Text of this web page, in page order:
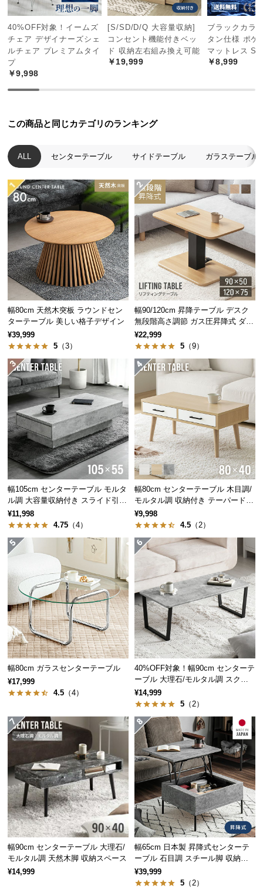
中
型
商
品
配
い
小
型
商
品
の
配
送
に
つ
い
て
開
梱
設
置
サ
ビ
に
つ
い
て
搬
入
つ
て
返
品・
キ
ャ
ン
セ
に
つ
て
保
証
に
つ
い
て
リビングルームに
部屋で快適に使用できます。
飾って楽しめる収納スペース
天板下には便利な収納棚付き。お気に入りの小物や
本を飾って、ディスプレイを楽しむこともできま
す。
収納棚直径 約20㎝
ちょうどいい天板サイズ
丸みを帯びた天板は、雑誌やコップを置いても十分
にゆとりがあり、窮屈感がありません。
直径 約60㎝
ソファやベッドにも
テーブルの高さは約55㎝。ソファやベッドと合わせ
ても、置いた物が手に取りやすい絶妙な高さです。
40%OFF対象！イームズ
チェア デザイナーズシェ
ルチェア プレミアムタイ
プ
￥9,998
[S/SD/D/Q 大容量収納]
コンセント機能付きベッ
ド 収納左右組み換え可能
￥19,999
ブラックカラ
タン仕様 ポケ
マットレス S
￥8,999
この商品と同じカテゴリのランキング
ALL センターテーブル サイドテーブル ガラステーブル
幅80cm 天然木突板 ラウンドセン
ターテーブル 美しい格子デザイン
¥39,999
5 （3）
幅90/120cm 昇降テーブル デスク
無段階高さ調節 ガス圧昇降式 ダイ
ニング 高さ55~70cm
¥22,999
5 （9）
幅105cm センターテーブル モルタ
ル調 大容量収納付き スライド引き
出し2杯
¥11,998
4.75 （4）
幅80cm センターテーブル 木目調/
モルタル調 収納付き テーパードレ
ッグ
¥9,998
4.5 （2）
幅80cm ガラスセンターテーブル
¥17,999
4.5 （4）
40%OFF対象！幅90cm センターテ
ーブル 大理石/モルタル調 スクエ
アレッグ 安心面取り加工
¥14,999
5 （2）
幅90cm センターテーブル 大理石/
モルタル調 天然木脚 収納スペース
¥14,999
幅65cm 日本製 昇降式センターテ
ーブル 石目調 スチール脚 収納ス
ペース 高さ34~54.5cm
¥39,999
5 （2）